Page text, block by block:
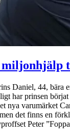
miljonhjälp
Daniel, 44, bära
har prinsen börjat
nya varumärket
det finns en
Peter